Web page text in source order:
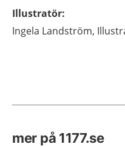
Illustratör:
Ingela Landström,
mer på 1177.se